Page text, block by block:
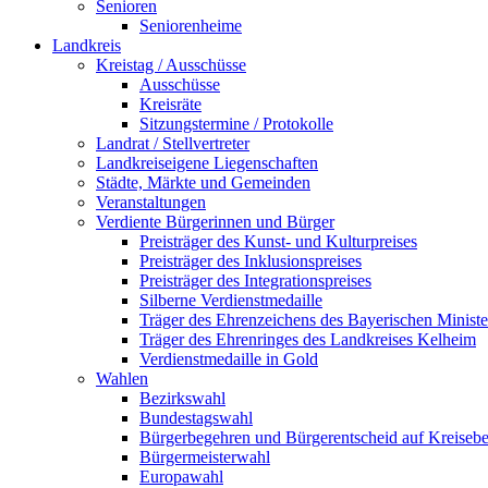
Senioren
Seniorenheime
Landkreis
Kreistag / Ausschüsse
Ausschüsse
Kreisräte
Sitzungstermine / Protokolle
Landrat / Stellvertreter
Landkreiseigene Liegenschaften
Städte, Märkte und Gemeinden
Veranstaltungen
Verdiente Bürgerinnen und Bürger
Preisträger des Kunst- und Kulturpreises
Preisträger des Inklusionspreises
Preisträger des Integrationspreises
Silberne Verdienstmedaille
Träger des Ehrenzeichens des Bayerischen
Träger des Ehrenringes des Landkreises Kelheim
Verdienstmedaille in Gold
Wahlen
Bezirkswahl
Bundestagswahl
Bürgerbegehren und Bürgerentscheid auf
Bürgermeisterwahl
Europawahl